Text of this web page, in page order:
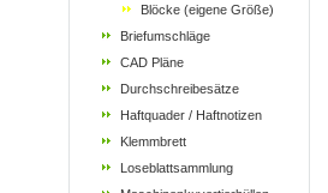
Blöcke (eigene Größe)
Briefumschläge
CAD Pläne
Durchschreibesätze
Haftquader / Haftnotizen
Klemmbrett
Loseblattsammlung